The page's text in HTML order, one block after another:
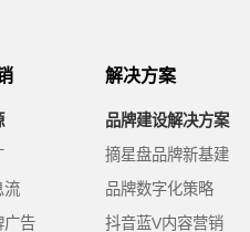
流
广告
解决方案
品牌建设解决方案
摘星盘品牌新基建
品牌数字化策略
抖音蓝V内容营销